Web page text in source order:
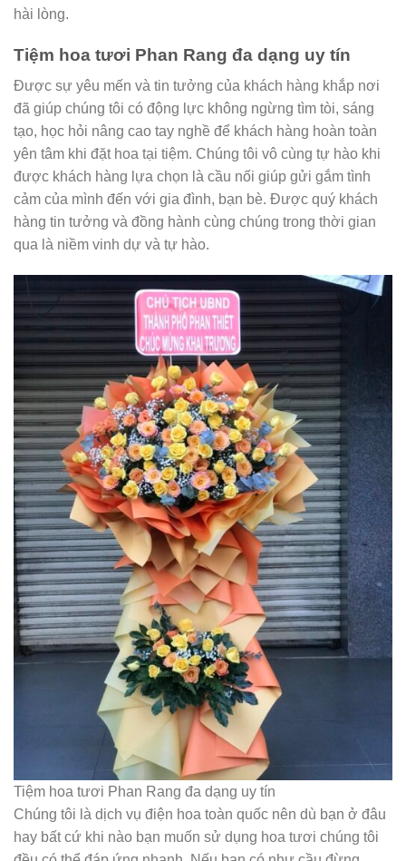
hài lòng.
Tiệm hoa tươi Phan Rang đa dạng uy tín
Được sự yêu mến và tin tưởng của khách hàng khắp nơi
đã giúp chúng tôi có động lực không ngừng tìm tòi, sáng
tạo, học hỏi nâng cao tay nghề để khách hàng hoàn toàn
yên tâm khi đặt hoa tại tiệm. Chúng tôi vô cùng tự hào khi
được khách hàng lựa chọn là cầu nối giúp gửi gắm tình
cảm của mình đến với gia đình, bạn bè. Được quý khách
hàng tin tưởng và đồng hành cùng chúng trong thời gian
qua là niềm vinh dự và tự hào.
Tiệm hoa tươi Phan Rang đa dạng uy tín
Chúng tôi là dịch vụ điện hoa toàn quốc nên dù bạn ở đâu
hay bất cứ khi nào bạn muốn sử dụng hoa tươi chúng tôi